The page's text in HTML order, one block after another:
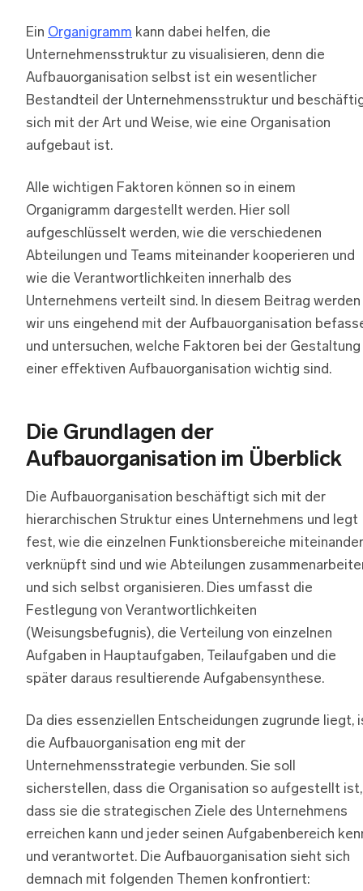
Ein Organigramm kann dabei helfen, die
Unternehmensstruktur zu visualisieren, denn die
Aufbauorganisation selbst ist ein wesentlicher
Bestandteil der Unternehmensstruktur und
sich mit der Art und Weise, wie eine Organisation
aufgebaut ist.
Alle wichtigen Faktoren können so in einem
Organigramm dargestellt werden. Hier soll
aufgeschlüsselt werden, wie die verschiedenen
Abteilungen und Teams miteinander kooperieren und
wie die Verantwortlichkeiten innerhalb des
Unternehmens verteilt sind. In diesem Beitrag werden
wir uns eingehend mit der Aufbauorganisation
und untersuchen, welche Faktoren bei der Gestaltung
einer effektiven Aufbauorganisation wichtig sind.
Die Grundlagen der
Aufbauorganisation im Überblick
Die Aufbauorganisation beschäftigt sich mit der
hierarchischen Struktur eines Unternehmens und legt
fest, wie die einzelnen Funktionsbereiche miteinander
verknüpft sind und wie Abteilungen
und sich selbst organisieren. Dies umfasst die
Festlegung von Verantwortlichkeiten
(Weisungsbefugnis), die Verteilung von einzelnen
Aufgaben in Hauptaufgaben, Teilaufgaben und die
später daraus resultierende Aufgabensynthese.
Da dies essenziellen Entscheidungen zugrunde liegt,
die Aufbauorganisation eng mit der
Unternehmensstrategie verbunden. Sie soll
sicherstellen, dass die Organisation so aufgestellt ist,
dass sie die strategischen Ziele des Unternehmens
erreichen kann und jeder seinen Aufgabenbereich
und verantwortet. Die Aufbauorganisation sieht sich
demnach mit folgenden Themen konfrontiert: